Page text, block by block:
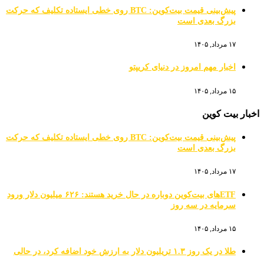
پیش‌بینی قیمت بیت‌کوین: BTC روی خطی ایستاده تکلیف که حرکت
بزرگ بعدی است
۱۷ مرداد, ۱۴۰۵
اخبار مهم امروز در دنیای کریپتو
۱۵ مرداد, ۱۴۰۵
اخبار بیت کوین
پیش‌بینی قیمت بیت‌کوین: BTC روی خطی ایستاده تکلیف که حرکت
بزرگ بعدی است
۱۷ مرداد, ۱۴۰۵
ETFهای بیت‌کوین دوباره در حال خرید هستند: ۶۲۶ میلیون دلار ورود
سرمایه در سه روز
۱۵ مرداد, ۱۴۰۵
طلا در یک روز ۱.۳ تریلیون دلار به ارزش خود اضافه کرد، در حالی